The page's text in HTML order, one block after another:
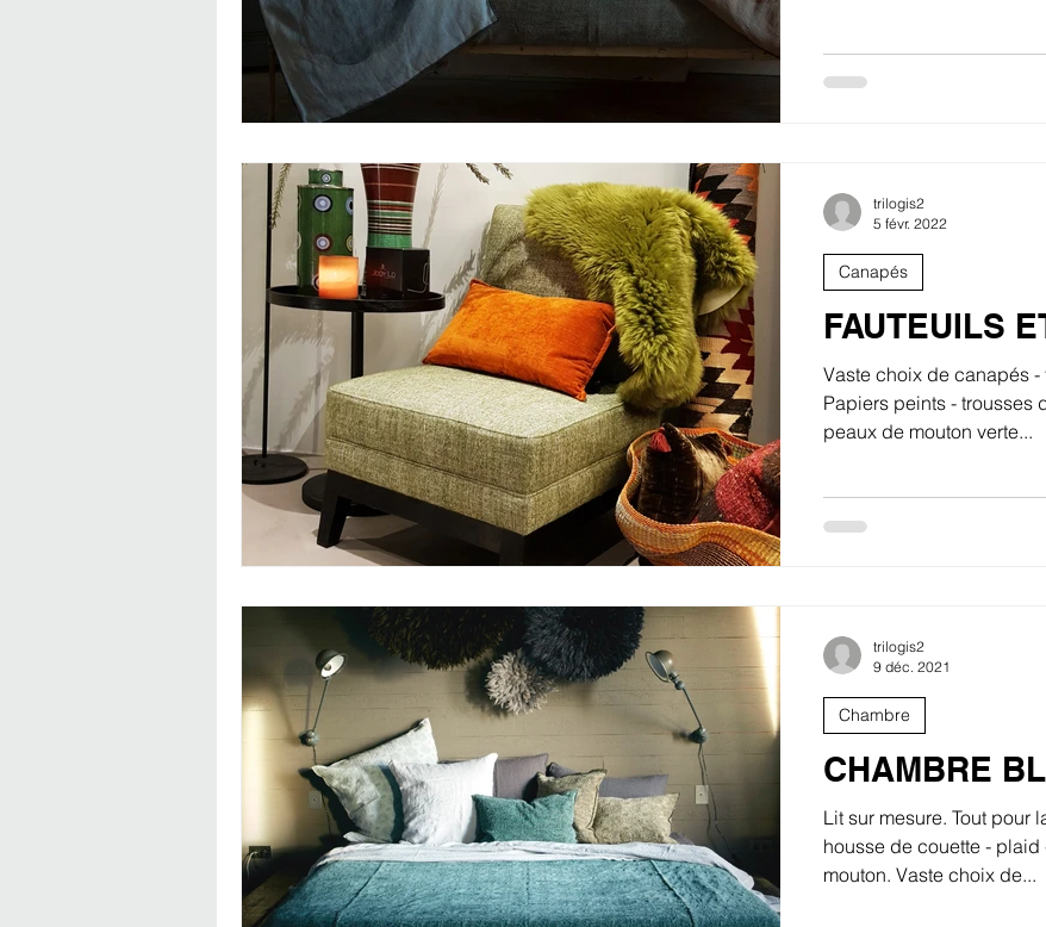
FAUTEUILS
Vaste choix de canapés
Papiers peints - trousses
peaux de mouton verte...
Canapés
trilogis2
5 févr. 2022
CHAMBRE
Lit sur mesure. Tout pour
housse de couette -
mouton. Vaste choix de...
Chambre
trilogis2
9 déc. 2021